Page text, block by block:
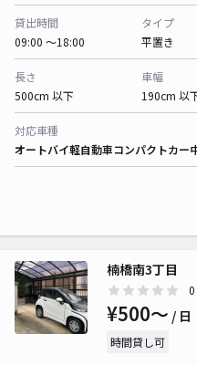
貸出時間
09:00 〜18:00
タイプ
平置き
長さ
500cm 以下
車幅
190cm 以
対応車種
オートバイ軽自動車コンパクトカー
楠橋南3丁目
0
¥500〜 / 日
時間貸し可